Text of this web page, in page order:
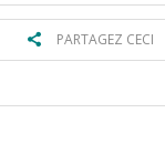
PARTAGEZ CECI